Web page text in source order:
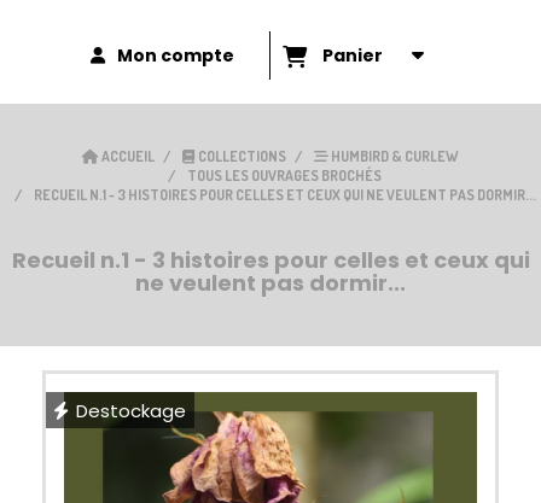
Mon compte Panier
ACCUEIL COLLECTIONS
HUMBIRD & CURLEW
TOUS LES OUVRAGES BROCHÉS
RECUEIL N.1 - 3 HISTOIRES POUR CELLES ET CEUX QUI NE VEULENT PAS DORMIR...
Recueil n.1 - 3 histoires pour celles et ceux qui
ne veulent pas dormir...
Destockage